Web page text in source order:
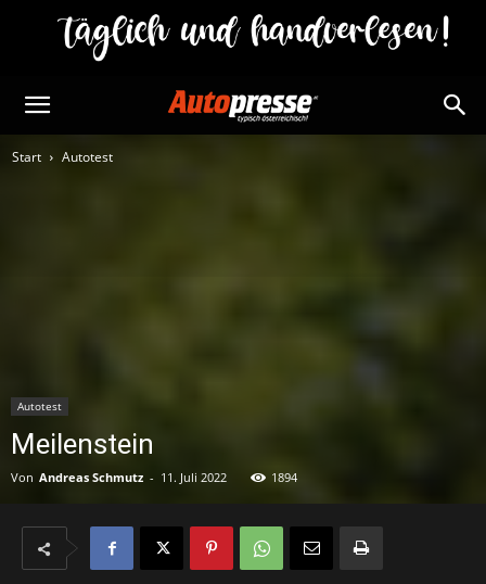
Start Autotest
Autotest
Meilenstein
Von Andreas Schmutz - 11. Juli 2022 1894